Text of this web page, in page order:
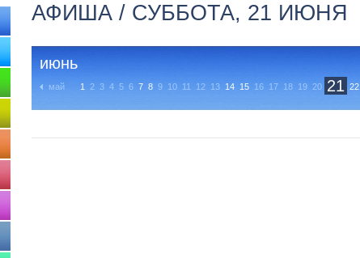
АФИША / СУББОТА, 21 ИЮНЯ
июнь
май 1 2 3 4 5 6 7 8 9 10 11 12 13 14 15 16 17 18 19 20 21 22